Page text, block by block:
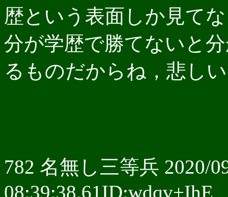
歴という表面しか見て
分が学歴で勝てないと
るものだからね，悲し
782 名無し三等兵 2020/
08:39:38.61ID:wdqv+IhE